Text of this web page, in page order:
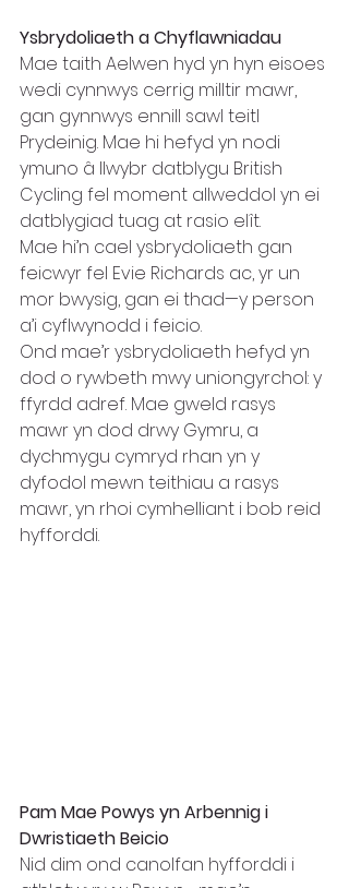
Ysbrydoliaeth a Chyflawniadau
Mae taith Aelwen hyd yn hyn eisoes
wedi cynnwys cerrig milltir mawr,
gan gynnwys ennill sawl teitl
Prydeinig. Mae hi hefyd yn nodi
ymuno â llwybr datblygu British
Cycling fel moment allweddol yn ei
datblygiad tuag at rasio elît.
Mae hi’n cael ysbrydoliaeth gan
feicwyr fel Evie Richards ac, yr un
mor bwysig, gan ei thad—y person
a’i cyflwynodd i feicio.
Ond mae’r ysbrydoliaeth hefyd yn
dod o rywbeth mwy uniongyrchol: y
ffyrdd adref. Mae gweld rasys
mawr yn dod drwy Gymru, a
dychmygu cymryd rhan yn y
dyfodol mewn teithiau a rasys
mawr, yn rhoi cymhelliant i bob reid
hyfforddi.
Pam Mae Powys yn Arbennig i
Dwristiaeth Beicio
Nid dim ond canolfan hyfforddi i